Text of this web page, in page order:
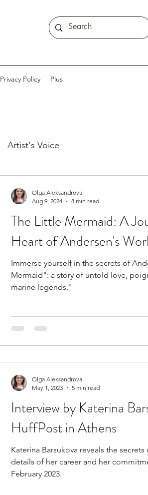
Privacy Policy Plus
Artist's Voice
The Little Mermaid: A
Heart of Andersen's
Immerse yourself in the secrets of
Mermaid": a story of untold love,
marine legends."
Olga Aleksandrova
Aug 9, 2024
8 min read
Interview by Katerina
HuffPost in Athens
Katerina Barsukova reveals the
details of her career and her
February 2023.
Olga Aleksandrova
May 1, 2023
5 min read